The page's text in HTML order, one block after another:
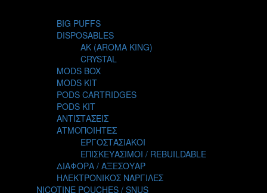
NUBO
OMERTA LIQUIDS
OPMH PROJECT
S-ELF JUICE
SADBOY
SCANDAL
SECRET FOREST
STEAM CITY LIQUIDS
STEAM TRAIN
STEAMPUNK
TALES
TATTOO
THE ALCHEMIST
THE SMOKER'S CLUB
BIG PUFFS
DISPOSABLES
AK (AROMA KING)
CRYSTAL
MODS BOX
MODS KIT
PODS CARTRIDGES
PODS KIT
ΑΝΤΙΣΤΑΣΕΙΣ
ΑΤΜΟΠΟΙΗΤΕΣ
ΕΡΓΟΣΤΑΣΙΑΚΟΙ
ΕΠΙΣΚΕΥΑΣΙΜΟΙ / REBUILDABLE
ΔΙΑΦΟΡΑ / ΑΞΕΣΟΥΑΡ
ΗΛΕΚΤΡΟΝΙΚΟΣ ΝΑΡΓΙΛΕΣ
NICOTINE POUCHES / SNUS